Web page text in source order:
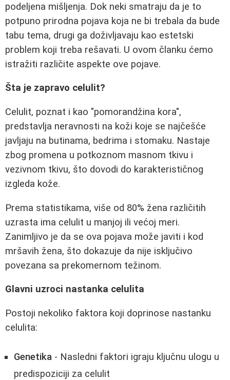
podeljena mišljenja. Dok neki smatraju da je to
potpuno prirodna pojava koja ne bi trebala da bude
tabu tema, drugi ga doživljavaju kao estetski
problem koji treba rešavati. U ovom članku ćemo
istražiti različite aspekte ove pojave.
Šta je zapravo celulit?
Celulit, poznat i kao "pomorandžina kora",
predstavlja neravnosti na koži koje se najčešće
javljaju na butinama, bedrima i stomaku. Nastaje
zbog promena u potkoznom masnom tkivu i
vezivnom tkivu, što dovodi do karakterističnog
izgleda kože.
Prema statistikama, više od 80% žena različitih
uzrasta ima celulit u manjoj ili većoj meri.
Zanimljivo je da se ova pojava može javiti i kod
mršavih žena, što dokazuje da nije isključivo
povezana sa prekomernom težinom.
Glavni uzroci nastanka celulita
Postoji nekoliko faktora koji doprinose nastanku
celulita:
Genetika - Nasledni faktori igraju ključnu ulogu u
predispoziciji za celulit